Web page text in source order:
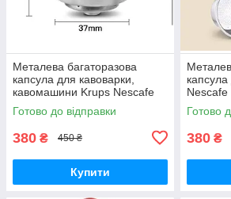
Металева багаторазова
капсула для кавоварки,
кавомашини Krups Nescafe
Dolce Gusto iCafilas
Готово до відправки
380 ₴ 450 ₴
Купити
Готово
380 ₴